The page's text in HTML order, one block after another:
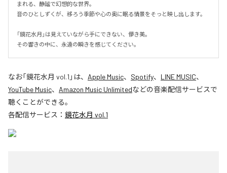
まれる、静謐で幻想的な世界。
音のひとしずくが、移ろう季節や心の奥に眠る情景をそっと映し出します。
「鏡花水月」は見えていながら手にできない、儚き美。
その響きの中に、永遠の瞬きを感じてください。
なお「鏡花水月 vol.1 」は、 Apple Music、 Spotify、 LINE MUSIC、
YouTube Music、 Amazon Music Unlimitedなどの音楽配信サービスで
聴くことができる。
各配信サービス： 鏡花水月 vol.1